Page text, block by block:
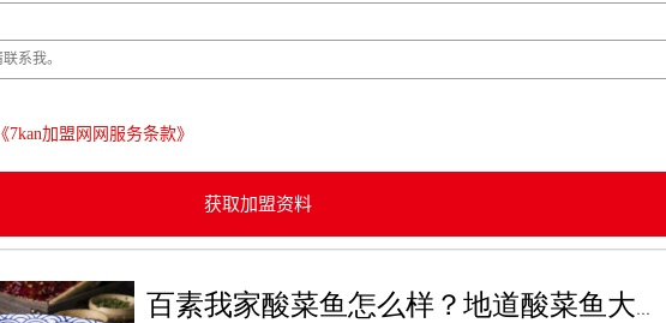
《7kan加盟网网服务条款》
获取加盟资料
百素我家酸菜鱼怎么样？地道酸菜鱼大众皆喜爱